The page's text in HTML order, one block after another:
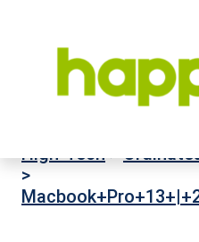
High-Tech>
>